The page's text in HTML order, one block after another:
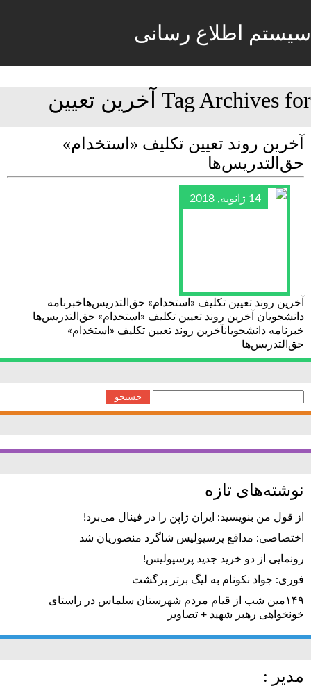
سیستم اطلاع رسانی
Tag Archives for آخرین تعیین
آخرین روند تعیین تکلیف «استخدام»
حق‌التدریس‌ها
14 ژانویه, 2018
آخرین روند تعیین تکلیف «استخدام» حق‌التدریس‌هاخبرنامه
دانشجویان آخرین روند تعیین تکلیف «استخدام» حق‌التدریس‌ها
خبرنامه دانشجویانآخرین روند تعیین تکلیف «استخدام»
حق‌التدریس‌ها
برای:
نوشته‌های تازه
از قول من بنویسید: ایران ژاپن را در فینال می‌برد!
اختصاصی: مدافع پرسپولیس شاگرد منصوریان شد
رونمایی از دو خرید جدید پرسپولیس!
فوری: جواد نکونام به لیگ برتر برگشت
۱۴۹مین شب از قیام مردم شهرستان سلماس در راستای
خونخواهی رهبر شهید + تصاویر
مدیر :